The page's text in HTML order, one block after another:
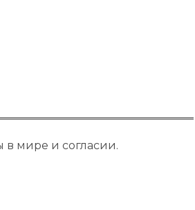
в мире и согласии.